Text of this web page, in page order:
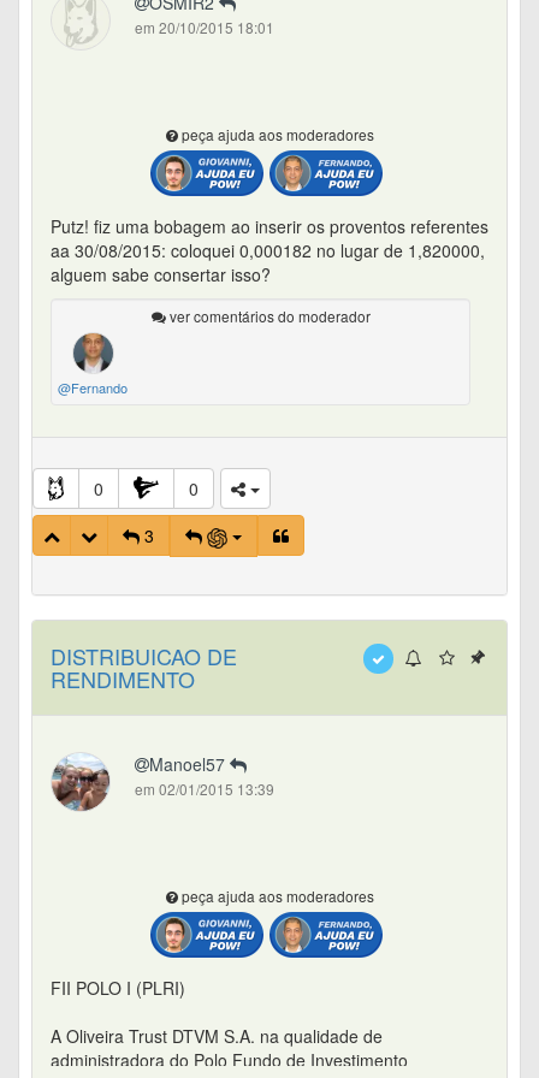
em 20/10/2015 18:01
peça ajuda aos moderadores
Putz! fiz uma bobagem ao inserir os proventos referentes
aa 30/08/2015: coloquei 0,000182 no lugar de 1,820000,
alguem sabe consertar isso?
ver comentários do moderador
@Fernando
0
0
3
DISTRIBUICAO DE
RENDIMENTO
Manoel57
em 02/01/2015 13:39
peça ajuda aos moderadores
FII POLO I (PLRI)
A Oliveira Trust DTVM S.A. na qualidade de
administradora do Polo Fundo de Investimento